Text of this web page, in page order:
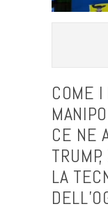
COME
CE NE
LA